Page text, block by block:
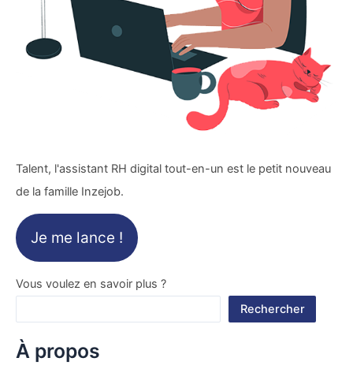
Talent, l'assistant RH digital tout-en-un est le petit nouveau
de la famille Inzejob.
Je me lance !
Vous voulez en savoir plus ?
Rechercher
À propos